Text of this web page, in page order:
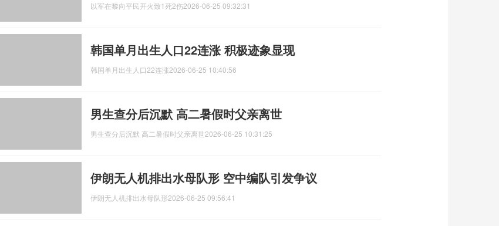
以军在黎向平民开火致1死2伤2026-06-25 09:32:31
韩国单月出生人口22连涨 积极迹象显现
韩国单月出生人口22连涨2026-06-25 10:40:56
男生查分后沉默 高二暑假时父亲离世
男生查分后沉默 高二暑假时父亲离世2026-06-25 10:31:25
伊朗无人机排出水母队形 空中编队引发争议
伊朗无人机排出水母队形2026-06-25 09:56:41